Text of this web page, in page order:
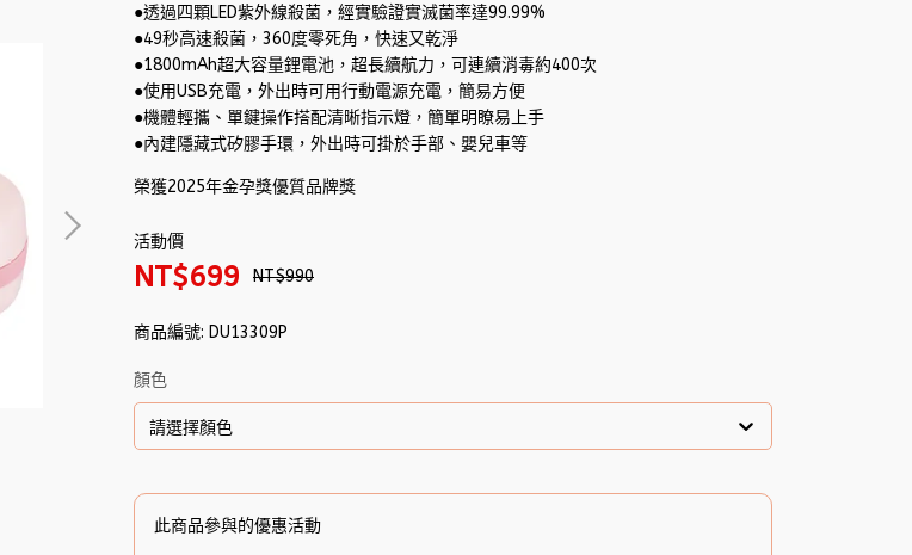
●透過四顆LED紫外線殺菌，經實驗證實滅菌率達99.99%
●49秒高速殺菌，360度零死角，快速又乾淨
●1800mAh超大容量鋰電池，超長續航力，可連續消毒約400次
●使用USB充電，外出時可用行動電源充電，簡易方便
●機體輕攜、單鍵操作搭配清晰指示燈，簡單明瞭易上手
●內建隱藏式矽膠手環，外出時可掛於手部、嬰兒車等
榮獲2025年金孕獎優質品牌獎
活動價
NT$699 NT$990
商品編號: DU13309P
顏色
此商品參與的優惠活動